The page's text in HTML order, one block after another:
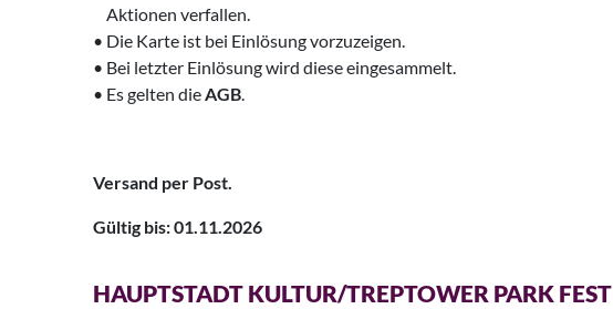
‍ Aktionen verfallen.
• Die Karte ist bei Einlösungvorzuzeigen.
• Bei letzter Einlösung wird diese eingesammelt.
• Es gelten dieAGB.
Versand per Post.
Gültig bis: 01.11.2026
HAUPTSTADT KULTUR/TREPTOWER PARK FEST